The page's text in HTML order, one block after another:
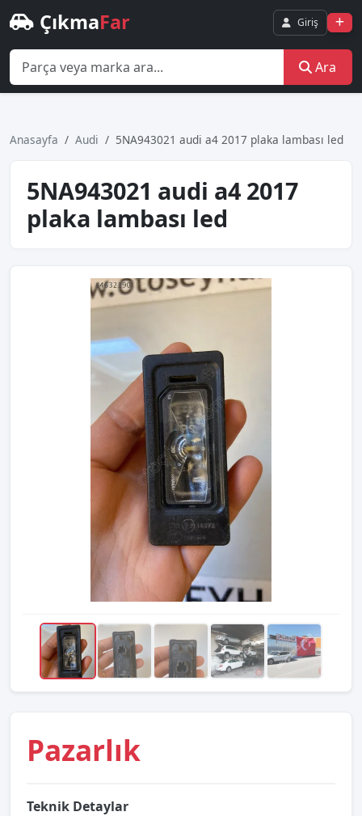
ÇıkmaFar Giriş
Ara
Anasayfa Audi 5NA943021 audi a4 2017 plaka lambası led
5NA943021 audi a4 2017
plaka lambası led
Pazarlık
Teknik Detaylar